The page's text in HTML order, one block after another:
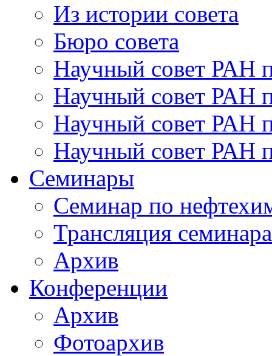
Из истории совета
Бюро совета
Научный совет РАН
Научный совет РАН
Научный совет РАН
Научный совет РАН
Семинары
Семинар по
Трансляция семинара
Архив
Конференции
Архив
Фотоархив